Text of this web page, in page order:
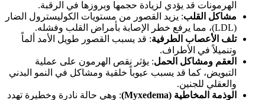
الهرمونات قد يؤدي لزيادة حجمها وبروزها في الرقبة.
مشاكل القلب: يزيد القصور من مستويات الكوليسترول الضار
(LDL)، مما يرفع خطر الإصابة بأمراض القلب وفشله.
تلف الأعصاب الطرفية: قد يسبب القصور طويل الأمد ألماً
وتنميلاً في الأطراف.
العقم ومشاكل الحمل: يؤثر نقص الهرمون على عملية
التبويض، كما قد يسبب عيوباً خلقية ومشاكل في النمو البدني
والعقلي للجنين.
الوذمة المخاطية (Myxedema)
: وهي حالة نادرة وخطيرة تهدد